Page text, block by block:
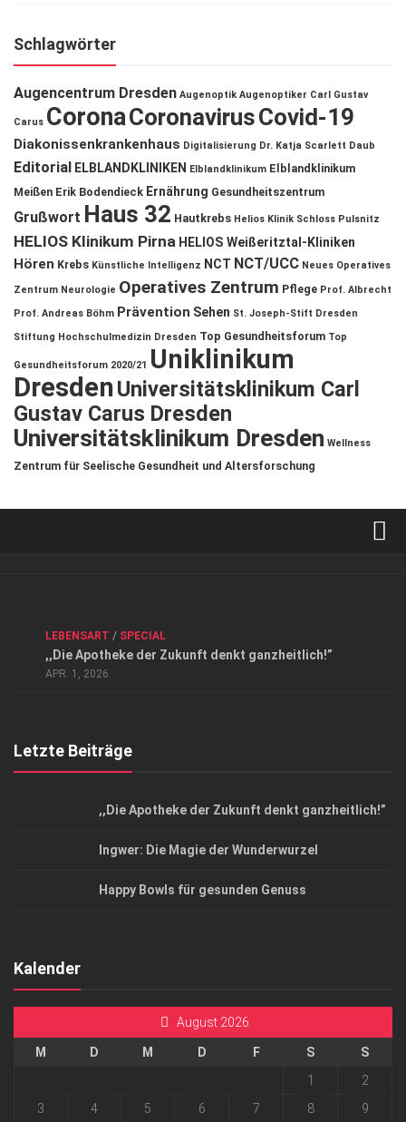
Schlagwörter
Augencentrum Dresden Augenoptik Augenoptiker Carl Gustav
Carus CoronaCoronavirusCovid-19
Diakonissenkrankenhaus Digitalisierung Dr. Katja Scarlett Daub
Editorial ELBLANDKLINIKEN Elblandklinikum Elblandklinikum
Meißen Erik Bodendieck Ernährung Gesundheitszentrum
Grußwort Haus 32 Hautkrebs Helios Klinik Schloss Pulsnitz
HELIOS Klinikum Pirna HELIOS Weißeritztal-Kliniken
Hören Krebs Künstliche Intelligenz NCT NCT/UCC Neues Operatives
Zentrum Neurologie Operatives Zentrum Pflege Prof. Albrecht
Prof. Andreas Böhm Prävention Sehen St. Joseph-Stift Dresden
Stiftung Hochschulmedizin Dresden Top Gesundheitsforum Top
Gesundheitsforum 2020/21 Uniklinikum
DresdenUniversitätsklinikum Carl
Gustav Carus Dresden
Universitätsklinikum Dresden Wellness
Zentrum für Seelische Gesundheit und Altersforschung
Datenschutzerklärung
Top Magazin Dresden / Ostsachsen
LEBENSART / SPECIAL
,,Die Apotheke der Zukunft denkt ganzheitlich!”
APR. 1, 2026
Letzte Beiträge
,,Die Apotheke der Zukunft denkt ganzheitlich!”
Ingwer: Die Magie der Wunderwurzel
Happy Bowls für gesunden Genuss
Kalender
August 2026
M D M D F S
S
1
2
3
4 5 6 7 8 9